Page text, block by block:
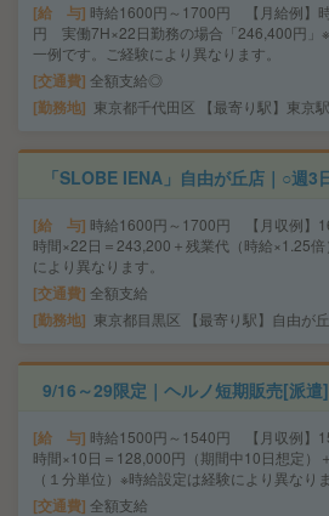
給 与 時給1600円～1700円 【月給例】
円 実働7H×22日勤務の場合「246,400円」
一例です。ご経験により異なります。
交通費 全額支給◎
勤務地 東京都千代田区 【最寄り駅】東京駅
「SLOBE IENA」自由が丘店｜○週3
給 与 時給1600円～1700円 【月収例】
時間×22日＝243,200＋残業代（時給×1.25
により異なります。
交通費 全額支給
勤務地 東京都目黒区 【最寄り駅】自由が
9/16～29限定｜ヘルノ短期販売[派遣]
給 与 時給1500円～1540円 【月収例】
時間×10日＝128,000円（期間中10日想定）
（１分単位）※時給設定は経験により異なりま
交通費 全額支給